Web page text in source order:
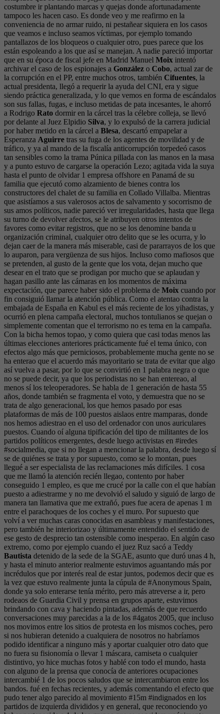
costumbre ir plantando marcas y quejas donde afortunadamente
tampoco les hacen caso. Es donde veo y me reafirmo en la
conveniencia de no armar ruido, ni pestañear siquiera en los casos
que veamos e incluso seamos víctimas, por ejemplo tomando
pantallazos de los bloqueos o cualquier otro, pues parece que los
están espoleando a los que así se manejan. A nadie pareció importar
que en su época de fiscal jefe en Madrid Manuel Moix intentó
archivar el caso de los espionajes a González o Cobo, actual zar de
la corrupción en el PP, entre muchos otros, también Cifuentes, la
actual presidenta, llegó a requerir la ayuda del CNI, era y sigue
siendo práctica generalizada, y lo que vemos en forma de escándalos
son sus fallas, fugas, e incluso metidas de pata incesantes, le ahorró
a Rodrigo Rato dormir en la cárcel tras la célebre colleja, se llevó
por delante al Juez Elpidio Silva, y lo expulsó de la carrera judicial
por haber metido en la cárcel a Blesa, descartó empapelar a
Esperanza Aguirre tras su fuga de los agentes de movilidad y de
tráfico, y ya al mando de la fiscalía anticorrupción torpedeó casos
tan sensibles como la trama Púnica pillada con las manos en la masa
y a punto estuvo de cargarse la operación Lezo; agitada vida la suya
hasta el punto de olvidar 1 empresa offshore en Panamá de su
familia que ejecutó como alzamiento de bienes contra los
constructores del chalet de su familia en Collado Villalba. Mientras
que asistíamos a sus valerosos actos de salvamento y socorrismo de
sus amos políticos, nadie pareció ver irregularidades, hasta que llega
su turno de devolver afectos, se le atribuyen otros intentos de
favores como evitar registros, que no se los denomine banda u
organización criminal, cualquier otro delito que se les ocurra, y lo
dejan caer de la manera más miserable, casi de pararrayos de los que
lo auparon, para vergüenza de sus hijos. Incluso como mafiosos que
se pretenden, al gusto de la gente que los vota, dejan mucho que
desear en el trato que se prodigan por mucho que se aplaudan y
hagan pasillo ante las cámaras en los momentos de máxima
expectación, que parece haber sido el problema de Moix cuando por
fin consiguió llamar la atención pública. Como el atentao contra la
embajada de España en Kabul es el más reciente de los yihadistas, y
ocurrió en plena campaña electoral, muchos tontulianos se quejan o
simplemente comentan que el terrorismo no es tema en la campaña.
Con la bicha hemos topao, y como quiera que casi todas menos las
últimas elecciones anteriores prácticamente fué el tema único, con
efectos algo más que perniciosos, probablemente mucha gente no se
ha enterao que el acuerdo más mayoritario se trata de evitar que algo
así vuelva a pasar, por lo que se convirtió en 1 palabra negra o que
no se puede decir, ya que los periodistas no se han entereao, al
menos sí los teleoperadores. Se habla de 1 generación de hasta 55
años, donde también se fragmenta el voto, y demuestra que no se
trata de algo generacional, los que hemos pasado por esas
plataformas de más de 100 puestos aislaos entre mamparas, donde
nos hemos adiestrao en el uso del ordenador con unos auriculares
puestos. Cuando oí alguna tipificación del tipo de militantes de los
partidos políticos emergentes, desde luego activistas en #iredes
#socialmedia, que si no llegan a mencionar la palabra, desde luego sí
se de quiénes se trata y por supuesto, como se lo montan, pues
llegué a ser especialista de las reclamaciones más difíciles. 1 cosa
que me llamó la atención recién llegao, contento por haber
conseguido 1 empleo, es que me crucé por la calle con el que habían
puesto a adiestrarme y no me devolvió el saludo y siguió de largo de
manera tan llamativa que me extrañó, pues fue acera de apenas 1 m
entre el parachoques de los coches y el muro. Por supuesto que
volví a ver muchas caras conocidas en asambleas y manifestaciones,
pero también he interiorizao y últimamente entendido el sentido de
ese gesto de desprecio tan ostensible como inesperao. En algún caso
extremo, como por ejemplo cuando el juez Ruz sacó a Teddy
Bautista detenido de la sede de la SGAE, asunto que duró unas 4 h,
y hasta el minuto anterior realmente estuvimos aguantando más por
incrédulos que por interés real de estar juntos, podemos decir que es
la vez que estuvo realmente junta la cúpula de #Anonymous Spain,
donde ya solo enterarse tenía mérito, pero más atreverse a ir, pero
rodeaos de Guardia Civil y prensa en grupos aparte, estuvimos
brindando con cava y haciendo pintadas, además de que recuerdo
conversaciones muy parecidas a la de los #4gatos 2005, que incluso
nos movimos entre los sitios de protesta en los mismos coches, pero
si nos hubieran detenido a cualquiera de nosotros no habríamos
podido identificar a ninguno más y aportar cualquier otro dato que
no fuera su fisionomía o llevar 1 máscara, camiseta o cualquier
distintivo, yo hice muchas fotos y hablé con todo el mundo, hasta
con alguno de la prensa que conocía de anteriores ocupaciones
intercambié 1 de los pocos saludos que se intercambiaron entre los
bandos. fué en fechas recientes, y además comentando el efecto que
pudo tener algo parecido al movimiento #15m #indignados en los
partidos de izquierda divididos y en general, que reconociendo yo